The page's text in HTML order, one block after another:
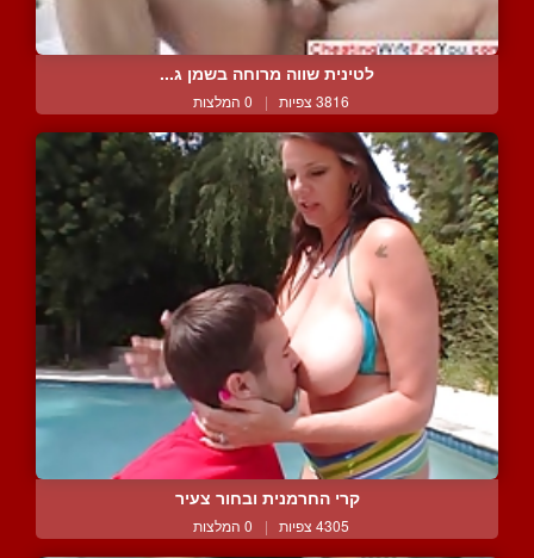
לטינית שווה מרוחה בשמן ג...
3816 צפיות | 0 המלצות
קרי החרמנית ובחור צעיר
4305 צפיות | 0 המלצות